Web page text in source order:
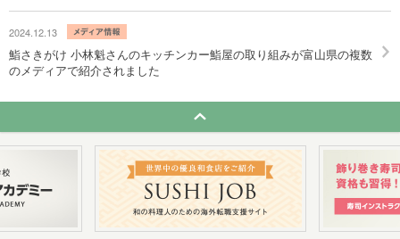
2024.12.13
鮨さきがけ 小林魁さんのキッチンカー鮨屋の取り組みが富山県の複数
のメディアで紹介されました